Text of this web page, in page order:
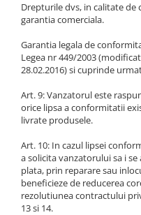
Drepturile dvs, in calitate
garantia comerciala.
Garantia legala de
Legea nr 449/2003
28.02.2016) si cuprinde
Art. 9: Vanzatorul este
orice lipsa a conformitatii
livrate produsele.
Art. 10: In cazul lipsei
a solicita vanzatorului sa i
plata, prin reparare sau
beneficieze de reducerea
rezolutiunea contractului
13 si 14.